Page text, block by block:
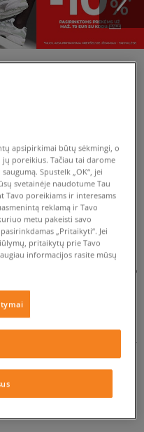
NERASTA.
MAŽIAU FILTRŲ.
gerbėjams
veiklos laikotarpį tapo
bet ir taip pat kaip
Kedai pažymėti laukinės
populiarumu tarp gatvės
patrauklios išvaizdos ir
naudotojai mielai
kolekcijos, kurioje klasikinis
technologijomis.
apsipirkimai būtų sėkmingi, o
poreikius. Tačiau tai darome
Spustelk „OK“, jei
svetainėje naudotume Tau
Tavo poreikiams ir interesams
reklamą ir Tavo
metu pakeisti savo
„Pritaikyti“. Jei
pritaikytų prie Tavo
informacijos rasite mūsų